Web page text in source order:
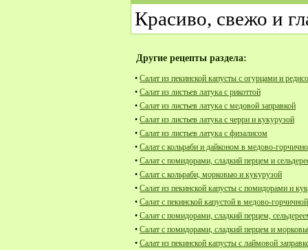
Красиво, свежо и
Другие рецепты раздела:
• Салат из пекинской капусты с огурцами и
• Салат из листьев латука с рикоттой
• Салат из листьев латука с медовой заправкой
• Салат из листьев латука с черри и кукурузой
• Салат из листьев латука с физалисом
• Салат с кольраби и дайконом в медово-
• Салат с помидорами, сладкий перцем и
• Салат с кольраби, морковью и кукурузой
• Салат из пекинской капусты с помидорами и
• Салат с пекинской капустой в медово-
• Салат с помидорами, сладкий перцем,
• Салат с помидорами, сладкий перцем и
• Салат из пекинской капусты с лаймовой